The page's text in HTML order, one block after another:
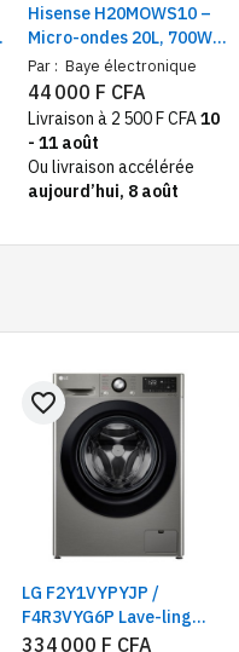
Hisense H20MOWS10 –
Micro-ondes 20L, 700W,
Commande mécanique 6
niveaux
Par : Baye électronique
44 000 F CFA
Livraison à 2 500 F CFA10
- 11 août
Ou livraison accélérée
aujourd’hui, 8 août
LG F2Y1VYPYJP /
F4R3VYG6P Lave-linge
Vivace 9 kg |
favorite_border
334 000 F CFA